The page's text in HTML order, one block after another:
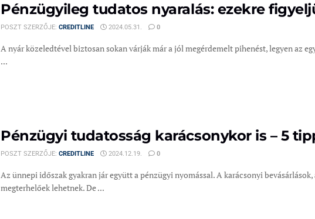
Pénzügyileg tudatos nyaralás: ezekre
POSZT SZERZŐJE: CREDITLINE 2024.05.31. 0
A nyár közeledtével biztosan sokan várják már a jól megérdemelt pihenést, legyen az
...
Pénzügyi tudatosság karácsonykor is – 5
POSZT SZERZŐJE: CREDITLINE 2024.12.19. 0
Az ünnepi időszak gyakran jár együtt a pénzügyi nyomással. A karácsonyi
megterhelőek lehetnek. De ...